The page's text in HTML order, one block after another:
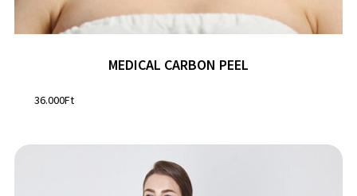
MEDICAL CARBON PEEL
36.000Ft